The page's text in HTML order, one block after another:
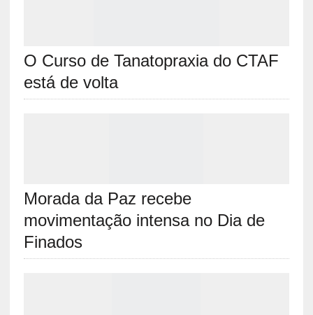
O Curso de Tanatopraxia do CTAF
está de volta
Morada da Paz recebe
movimentação intensa no Dia de
Finados